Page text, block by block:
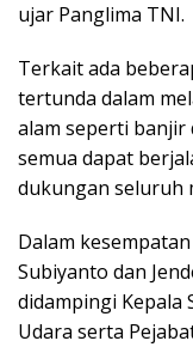
ujar Panglima TNI.
Terkait ada
tertunda dalam
alam seperti banjir
semua dapat
dukungan seluruh
Dalam
Subiyanto dan
didampingi Kepala
Udara serta